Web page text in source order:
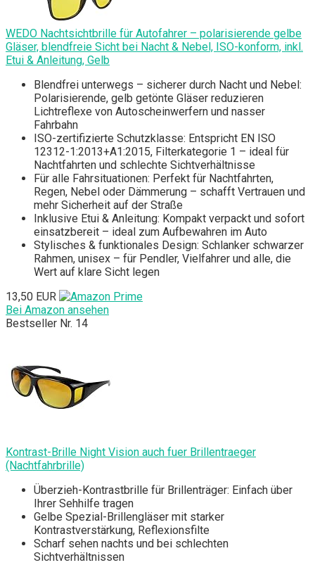
WEDO Nachtsichtbrille für Autofahrer – polarisierende gelbe
Gläser, blendfreie Sicht bei Nacht & Nebel, ISO-konform, inkl.
Etui & Anleitung, Gelb
Blendfrei unterwegs – sicherer durch Nacht und Nebel:
Polarisierende, gelb getönte Gläser reduzieren
Lichtreflexe von Autoscheinwerfern und nasser
Fahrbahn
ISO-zertifizierte Schutzklasse: Entspricht EN ISO
12312-1:2013+A1:2015, Filterkategorie 1 – ideal für
Nachtfahrten und schlechte Sichtverhältnisse
Für alle Fahrsituationen: Perfekt für Nachtfahrten,
Regen, Nebel oder Dämmerung – schafft Vertrauen und
mehr Sicherheit auf der Straße
Inklusive Etui & Anleitung: Kompakt verpackt und sofort
einsatzbereit – ideal zum Aufbewahren im Auto
Stylisches & funktionales Design: Schlanker schwarzer
Rahmen, unisex – für Pendler, Vielfahrer und alle, die
Wert auf klare Sicht legen
13,50 EUR
Bei Amazon ansehen
Bestseller Nr. 14
Kontrast-Brille Night Vision auch fuer Brillentraeger
(Nachtfahrbrille)
Überzieh-Kontrastbrille für Brillenträger: Einfach über
Ihrer Sehhilfe tragen
Gelbe Spezial-Brillengläser mit starker
Kontrastverstärkung, Reflexionsfilte
Scharf sehen nachts und bei schlechten
Sichtverhältnissen